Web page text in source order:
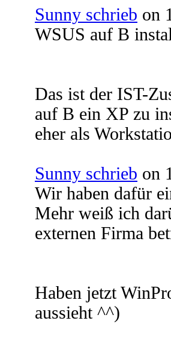
Sunny schrieb on
WSUS auf B
Das ist der IST-
auf B ein XP zu
eher als
Sunny schrieb on
Wir haben dafür
Mehr weiß ich
externen Firma
Haben jetzt
aussieht ^^)